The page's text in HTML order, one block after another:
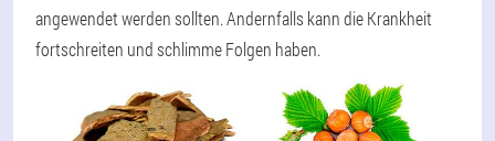
angewendet werden sollten. Andernfalls kann die Krankheit
fortschreiten und schlimme Folgen haben.